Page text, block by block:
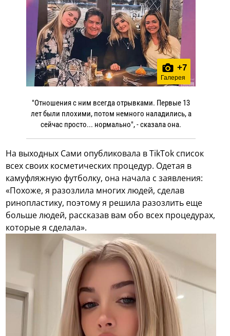
+7
Галерея
"Отношения с ним всегда отрывками. Первые 13
лет были плохими, потом немного наладились, а
сейчас просто... нормально", - сказала она.
На выходных Сами опубликовала в TikTok список
всех своих косметических процедур. Одетая в
камуфляжную футболку, она начала с заявления:
«Похоже, я разозлила многих людей, сделав
ринопластику, поэтому я решила разозлить еще
больше людей, рассказав вам обо всех процедурах,
которые я сделала».